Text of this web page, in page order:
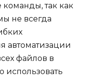
так как
не всегда
автоматизации
файлов в
использовать